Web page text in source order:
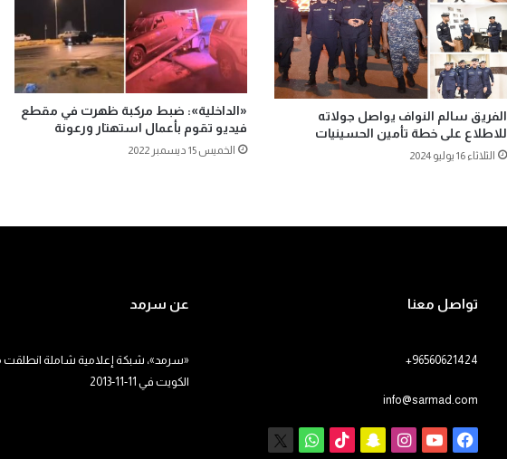
الفريق سالم النواف يواصل جولاته
للاطلاع على خطة تأمين الحسينيات
الثلاثاء 16 يوليو 2024
«الداخلية»: ضبط مركبة ظهرت في مقطع
فيديو تقوم بأعمال استهتار ورعونة
الخميس 15 ديسمبر 2022
تواصل معنا
+96560621424
info@sarmad.com
فيسبوك
يوتيوبانستقرام
سناب ‫TikTokواتساب
عن سرمد
«سرمد»، شبكة إعلامية شاملة انطلقت
الكويت في 11-11-2013